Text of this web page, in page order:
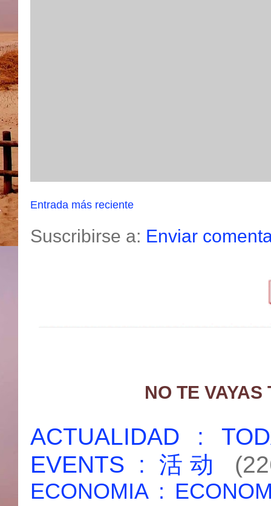
Entrada más reciente
Suscribirse a: Enviar
NO TE
ACTUALIDAD :
EVENTS : 活动
ECONOMIA :